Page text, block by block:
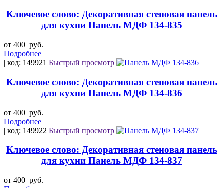
Ключевое слово: Декоративная стеновая панель
для кухни Панель МДФ 134-835
от 400 руб.
Подробнее
| код: 149921 Быстрый просмотр
Ключевое слово: Декоративная стеновая панель
для кухни Панель МДФ 134-836
от 400 руб.
Подробнее
| код: 149922 Быстрый просмотр
Ключевое слово: Декоративная стеновая панель
для кухни Панель МДФ 134-837
от 400 руб.